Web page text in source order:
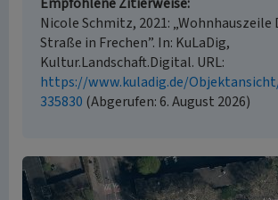
Nicole Schmitz, 2021: „Wohnhauszeile
Straße in Frechen”. In: KuLaDig,
Kultur.Landschaft.Digital. URL:
https://www.kuladig.de/
335830 (Abgerufen: 6. August 2026)